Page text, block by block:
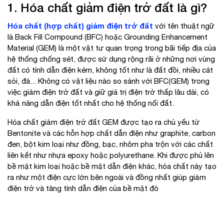
1. Hóa chất giảm điện trở đất là gì?
Hóa chất (hợp chất) giảm điện trở đất với tên thuật ngữ
là Back Fill Compound (BFC) hoặc Grounding Enhancement
Material (GEM) là một vật tư quan trọng trong bãi tiếp địa của
hệ thống chống sét, được sử dụng rộng rãi ở những nơi vùng
đất có tính dẫn điện kém, không tốt như là đất đồi, nhiều cát
sỏi, đá... Không có vật liệu nào so sánh với BFC(GEM) trong
việc giảm điện trở đất và giữ giá trị điện trở thấp lâu dài, có
khả năng dẫn điện tốt nhất cho hệ thống nối đất.
Hóa chất giảm điện trở đất GEM được tạo ra chủ yếu từ
Bentonite và các hỗn hợp chất dẫn điện như graphite, carbon
đen, bột kim loại như đồng, bạc, nhôm pha trộn với các chất
liên kết như nhựa epoxy hoặc polyurethane. Khi được phủ lên
bề mặt kim loại hoặc bề mặt dẫn điện khác, hóa chất này tạo
ra như một điện cực lớn bên ngoài và đồng nhất giúp giảm
điện trở và tăng tính dẫn điện của bề mặt đó